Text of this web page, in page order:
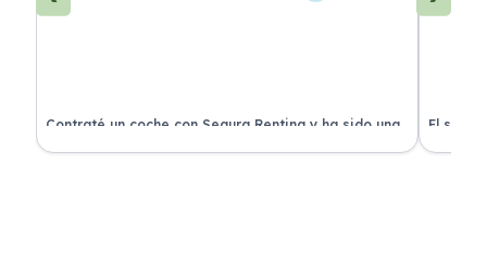
Contraté un coche con Segura Renting y ha sido una
experiencia fantástica. Todo incluido y sin sorpresas.
El
proceso